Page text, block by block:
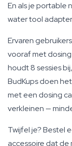
En als je portable
water tool
Ervaren
vooraf met dosing
houdt 8 sessies
BudKups doen
met een dosing
verkleinen —
Twijfel je? Bestel
accessoire dat